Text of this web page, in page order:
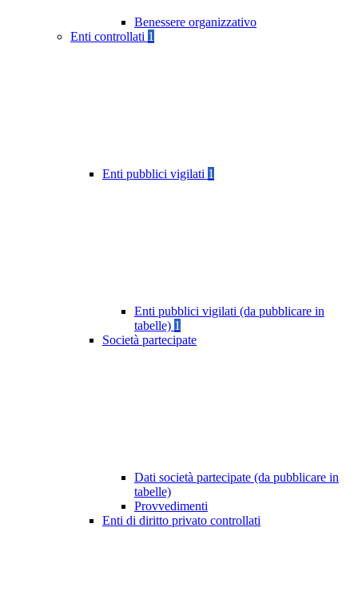
Benessere organizzativo
Enti controllati 1
Enti pubblici vigilati 1
Enti pubblici vigilati (da pubblicare in
tabelle) 1
Società partecipate
Dati società partecipate (da pubblicare in
tabelle)
Provvedimenti
Enti di diritto privato controllati